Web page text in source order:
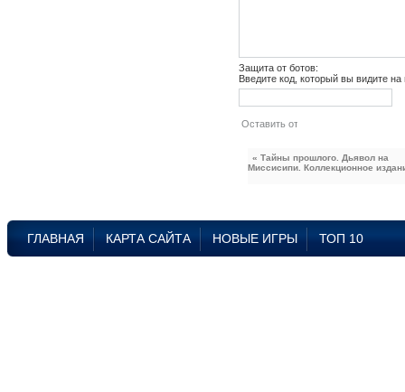
Защита от ботов:
Введите код, который вы видите
« Тайны прошлого. Дьявол на
Миссисипи. Коллекционное
ГЛАВНАЯ КАРТА САЙТА НОВЫЕ ИГРЫ ТОП 10